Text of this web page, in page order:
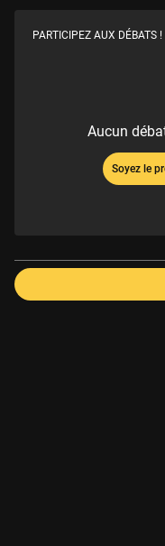
PARTICIPEZ AUX DÉBATS !
Aucun
Soyez le